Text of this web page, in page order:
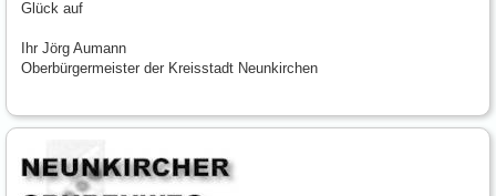
Glück auf
Ihr Jörg Aumann
Oberbürgermeister der Kreisstadt Neunkirchen